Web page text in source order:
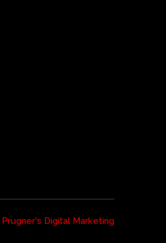
Prugner's Digital Marketing